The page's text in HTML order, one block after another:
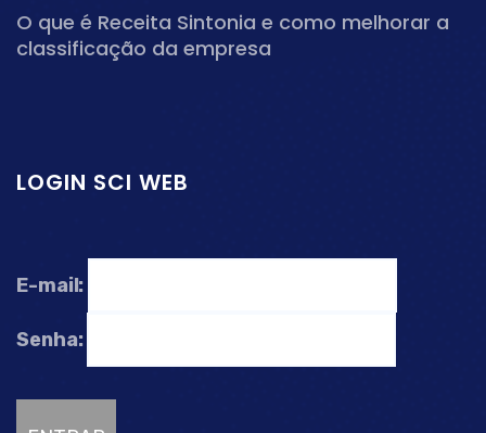
O que é Receita Sintonia e como melhorar a
classificação da empresa
LOGIN SCI WEB
E-mail:
Senha: